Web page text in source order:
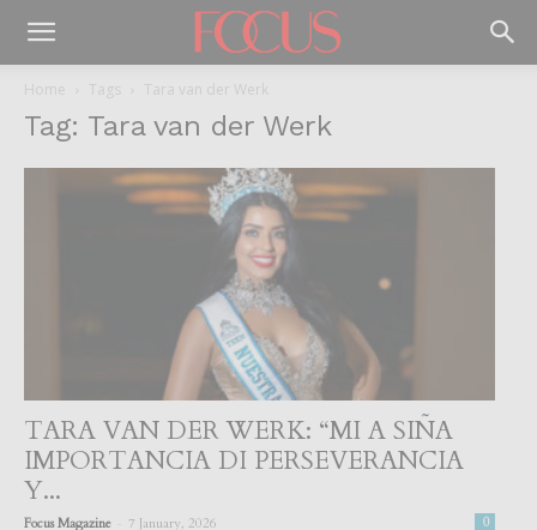
Home Tags Tara van der Werk
Tag: Tara van der Werk
TARA VAN DER WERK: “MI A SIÑA
IMPORTANCIA DI PERSEVERANCIA
Y...
Focus Magazine 7 January, 2026 0